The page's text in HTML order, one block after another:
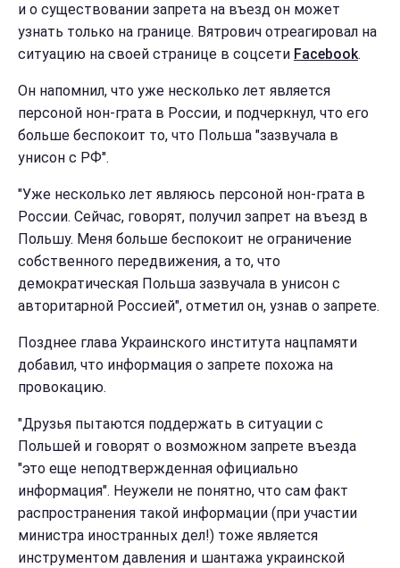
и о существовании запрета на въезд он может
узнать только на границе. Вятрович отреагировал на
ситуацию на своей странице в соцсети Facebook.
Он напомнил, что уже несколько лет является
персоной нон-грата в России, и подчеркнул, что его
больше беспокоит то, что Польша "зазвучала в
унисон с РФ".
"Уже несколько лет являюсь персоной нон-грата в
России. Сейчас, говорят, получил запрет на въезд в
Польшу. Меня больше беспокоит не ограничение
собственного передвижения, а то, что
демократическая Польша зазвучала в унисон с
авторитарной Россией", отметил он, узнав о запрете.
Позднее глава Украинского института нацпамяти
добавил, что информация о запрете похожа на
провокацию.
"Друзья пытаются поддержать в ситуации с
Польшей и говорят о возможном запрете въезда
"это еще неподтвержденная официально
информация". Неужели не понятно, что сам факт
распространения такой информации (при участии
министра иностранных дел!) тоже является
инструментом давления и шантажа украинской